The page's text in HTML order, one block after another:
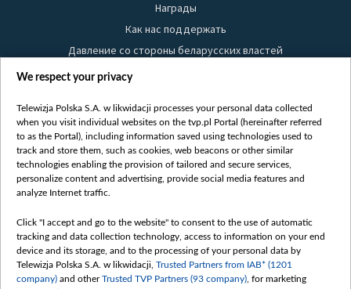
Награды
Как нас поддержать
Давление со стороны беларусских властей
Правила использования материалов
Безопасность
Youtube
Белсат news
Белсат Life
Belsat English
Biełsat PL
Белсат Now
We respect your privacy
Telewizja Polska S.A. w likwidacji processes your personal data collected
when you visit individual websites on the tvp.pl Portal (hereinafter referred
to as the Portal), including information saved using technologies used to
track and store them, such as cookies, web beacons or other similar
technologies enabling the provision of tailored and secure services,
personalize content and advertising, provide social media features and
analyze Internet traffic.
Click "I accept and go to the website" to consent to the use of automatic
tracking and data collection technology, access to information on your end
device and its storage, and to the processing of your personal data by
Telewizja Polska S.A. w likwidacji, Trusted Partners from IAB* (1201
company) and otherTrusted TVP Partners (93 company) , for marketing